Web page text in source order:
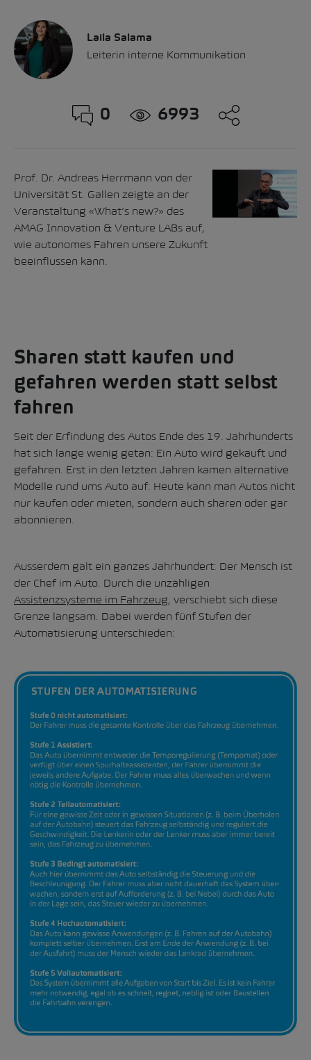
Laila Salama
Leiterin interne Kommunikation
0 6993
Prof. Dr. Andreas Herrmann von der
Universität St. Gallen zeigte an der
Veranstaltung «What’s new?» des
AMAG Innovation & Venture LABs auf,
wie autonomes Fahren unsere Zukunft
beeinflussen kann.
Sharen statt kaufen und
gefahren werden statt selbst
fahren
Seit der Erfindung des Autos Ende des 19. Jahrhunderts
hat sich lange wenig getan: Ein Auto wird gekauft und
gefahren. Erst in den letzten Jahren kamen alternative
Modelle rund ums Auto auf: Heute kann man Autos nicht
nur kaufen oder mieten, sondern auch sharen oder gar
abonnieren.
Ausserdem galt ein ganzes Jahrhundert: Der Mensch ist
der Chef im Auto. Durch die unzähligen
Assistenzsysteme im Fahrzeug, verschiebt sich diese
Grenze langsam. Dabei werden fünf Stufen der
Automatisierung unterschieden: